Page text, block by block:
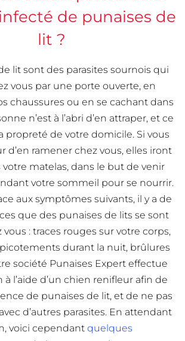
de punaises de
lit ?
lit sont des parasites sournois qui
vous par une porte ouverte, en
chaussures ou en se cachant dans
n’est à l’abri d’en attraper, et ce
propreté de votre domicile. Si vous
d’en ramener chez vous, elles iront
votre matelas, dans le but de venir
votre sommeil pour se nourrir.
aux symptômes suivants, il y a de
que des punaises de lits se sont
vous : traces rouges sur votre corps,
durant la nuit, brûlures
société Punaises Expert effectue
l’aide d’un chien renifleur afin de
de punaises de lit, et de ne pas
d’autres parasites. En attendant
voici cependant quelques